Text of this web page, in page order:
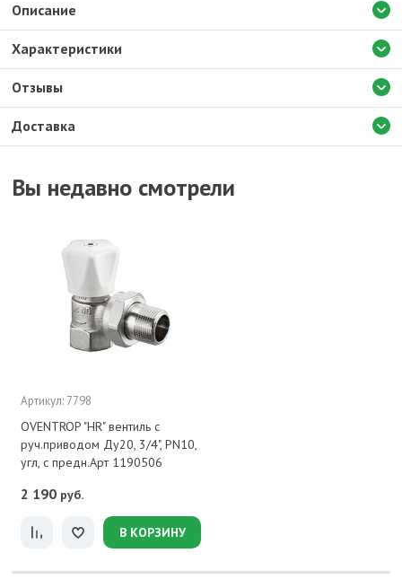
Доставка
Описание
Характеристики
Отзывы
Вы недавно смотрели
Артикул: 7798
OVENTROP "HR" вентиль с
руч.приводом Ду20, 3/4", PN10,
угл, с предн.Арт 1190506
2 190 руб.
В КОРЗИНУ